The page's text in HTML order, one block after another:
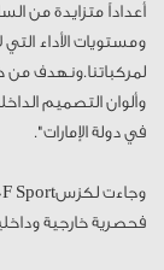
أعداداً متزايدة من
ومستويات الأداء التي
لمركباتنا.ونهدف من
وألوان التصميم
في دولة الإمارات".
فحصرية خارجية